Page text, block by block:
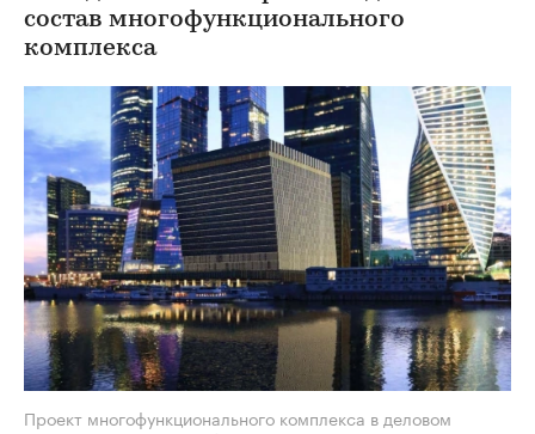
состав многофункционального
комплекса
Проект многофункционального комплекса в деловом